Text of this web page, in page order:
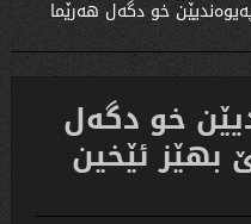
خو دگه‌ل هه‌رێما
خو دگه‌ل
بهێز ئێخین